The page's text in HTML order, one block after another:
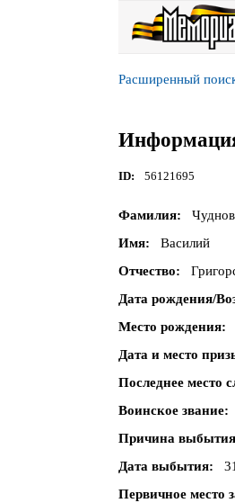
Расширенный
Информация
ID 56121695
Фамилия
Чуднов
Имя
Василий
Отчество
Дата рождения/
Место рождения
Дата и место
Последнее место
Воинское звание
Причина выбытия
Дата выбытия
Первичное место